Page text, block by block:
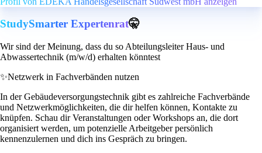
StudySmarter Expertenrat🤫
Wir sind der Meinung, dass du so Abteilungsleiter Haus- und
Abwassertechnik (m/w/d) erhalten könntest
✨Netzwerk in Fachverbänden nutzen
In der Gebäudeversorgungstechnik gibt es zahlreiche Fachverbände
und Netzwerkmöglichkeiten, die dir helfen können, Kontakte zu
knüpfen. Schau dir Veranstaltungen oder Workshops an, die dort
organisiert werden, um potenzielle Arbeitgeber persönlich
kennenzulernen und dich ins Gespräch zu bringen.